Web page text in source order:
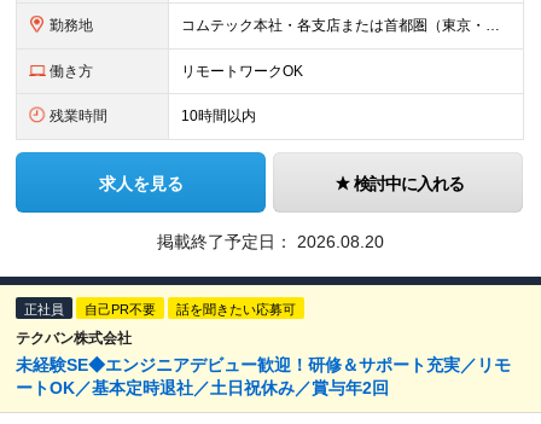
勤務地 コムテック本社・各支店または首都圏（東京・神奈川・埼玉・千葉）のクライアント様のワークスペースにて勤務いただきます。 ＜各拠点について＞ ■東京本社／東京都港区芝浦1-2-1 シーバンスＮ館10F
働き方 リモートワークOK
残業時間 10時間以内
求人を見る 検討中に入れる
掲載終了予定日： 2026.08.20
正社員 自己PR不要 話を聞きたい応募可
テクバン株式会社
未経験SE◆エンジニアデビュー歓迎！研修＆サポート充実／リモ
ートOK／基本定時退社／土日祝休み／賞与年2回